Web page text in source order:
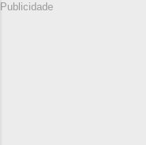
Publicidade